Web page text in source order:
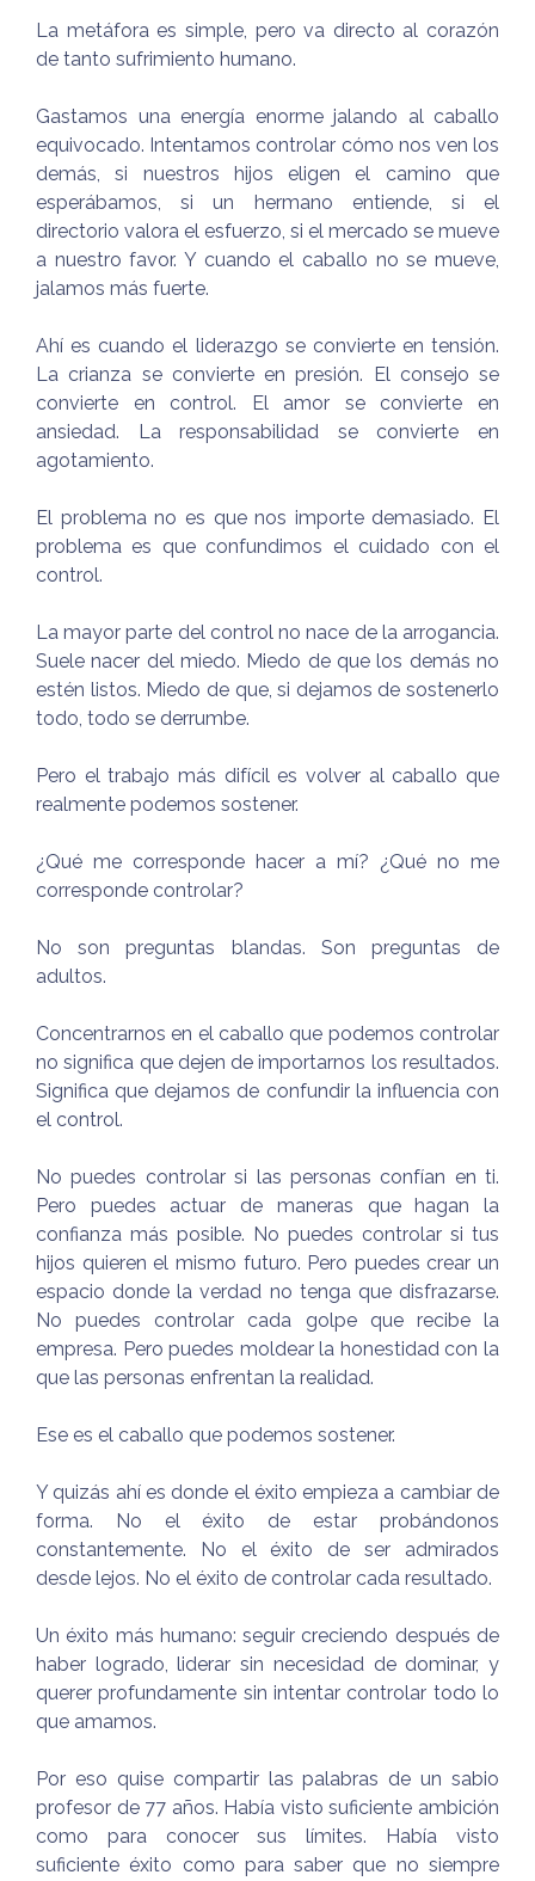
La metáfora es simple, pero va directo al corazón
de tanto sufrimiento humano.
Gastamos una energía enorme jalando al caballo
equivocado. Intentamos controlar cómo nos ven los
demás, si nuestros hijos eligen el camino que
esperábamos, si un hermano entiende, si el
directorio valora el esfuerzo, si el mercado se mueve
a nuestro favor. Y cuando el caballo no se mueve,
jalamos más fuerte.
Ahí es cuando el liderazgo se convierte en tensión.
La crianza se convierte en presión. El consejo se
convierte en control. El amor se convierte en
ansiedad. La responsabilidad se convierte en
agotamiento.
El problema no es que nos importe demasiado. El
problema es que confundimos el cuidado con el
control.
La mayor parte del control no nace de la arrogancia.
Suele nacer del miedo. Miedo de que los demás no
estén listos. Miedo de que, si dejamos de sostenerlo
todo, todo se derrumbe.
Pero el trabajo más difícil es volver al caballo que
realmente podemos sostener.
¿Qué me corresponde hacer a mí? ¿Qué no me
corresponde controlar?
No son preguntas blandas. Son preguntas de
adultos.
Concentrarnos en el caballo que podemos controlar
no significa que dejen de importarnos los resultados.
Significa que dejamos de confundir la influencia con
el control.
No puedes controlar si las personas confían en ti.
Pero puedes actuar de maneras que hagan la
confianza más posible. No puedes controlar si tus
hijos quieren el mismo futuro. Pero puedes crear un
espacio donde la verdad no tenga que disfrazarse.
No puedes controlar cada golpe que recibe la
empresa. Pero puedes moldear la honestidad con la
que las personas enfrentan la realidad.
Ese es el caballo que podemos sostener.
Y quizás ahí es donde el éxito empieza a cambiar de
forma. No el éxito de estar probándonos
constantemente. No el éxito de ser admirados
desde lejos. No el éxito de controlar cada resultado.
Un éxito más humano: seguir creciendo después de
haber logrado, liderar sin necesidad de dominar, y
querer profundamente sin intentar controlar todo lo
que amamos.
Por eso quise compartir las palabras de un sabio
profesor de 77 años. Había visto suficiente ambición
como para conocer sus límites. Había visto
suficiente éxito como para saber que no siempre